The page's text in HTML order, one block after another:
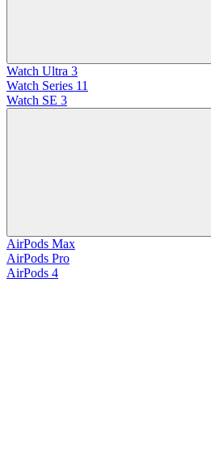
Watch Ultra 3
Watch Series 11
Watch SE 3
AirPods Max
AirPods Pro
AirPods 4